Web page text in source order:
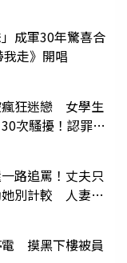
成軍30年驚喜合
走》開唱
瘋狂迷戀 女學生
次騷擾！認罪免
路追罵！丈夫只
她別計較 人妻超
電 摸黑下樓被員